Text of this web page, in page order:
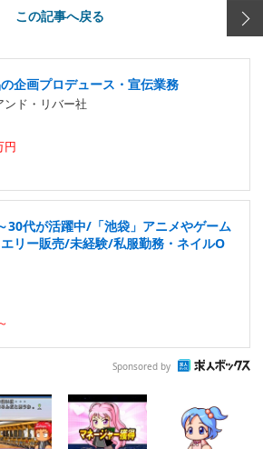
この記事へ戻る
企画プロデュース・宣伝業務
ド・リバー社
円
30代が活躍中/「池袋」アニメやゲーム
リー販売/未経験/私服勤務・ネイルO
Sponsored by